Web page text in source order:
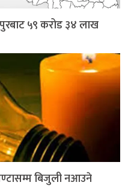
५९ करोड ३४ लाख
बिजुली नआउने